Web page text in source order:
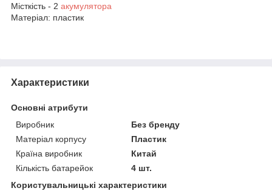
Місткість - 2 акумулятора
Матеріал: пластик
Характеристики
Основні атрибути
Виробник
Без бренду
Матеріал корпусу
Пластик
Країна виробник
Китай
Кількість батарейок
4 шт.
Користувальницькі характеристики